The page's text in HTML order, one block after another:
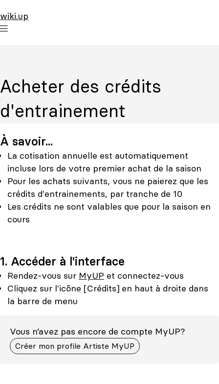
wiki.up
Acheter des crédits
d'entrainement
À savoir...
La cotisation annuelle est automatiquement
incluse lors de votre premier achat de la saison
Pour les achats suivants, vous ne paierez que les
crédits d'entrainements, par tranche de 10
Les crédits ne sont valables que pour la saison en
cours
1. Accéder à l'interface
Rendez-vous sur MyUP et connectez-vous
Cliquez sur l'icône [Crédits] en haut à droite dans
la barre de menu
Vous n’avez pas encore de compte MyUP?
Créer mon profile Artiste MyUP